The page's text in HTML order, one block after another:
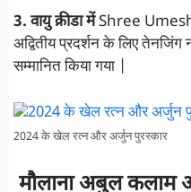
3. वायु क्रीडा मेंShree
अद्वितीय प्रदर्शन के लिए तेनजिंग
सम्मानित किया गया |
2024 के खेल रत्न और अर्जुन पुरस्कार
मौलाना अबुल कलाम